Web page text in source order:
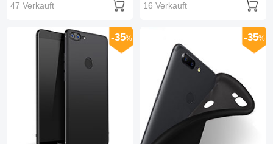
47 Verkauft
16 Verkauft
-35% -35%